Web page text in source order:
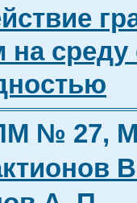
на
№ 27,